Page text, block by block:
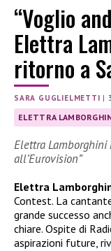
“Voglio
Elettra
ritorno a
SARA GUGLIELMETTI |
ELETTRA
Elettra Lamborghini
all’Eurovision”
Elettra
Contest. La
grande successo
chiare. Ospite di
aspirazioni future,